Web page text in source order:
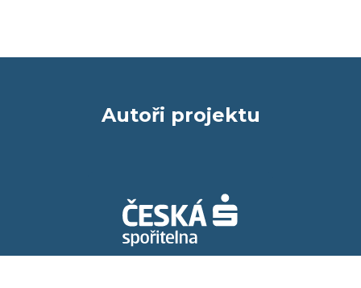
Autoři projektu